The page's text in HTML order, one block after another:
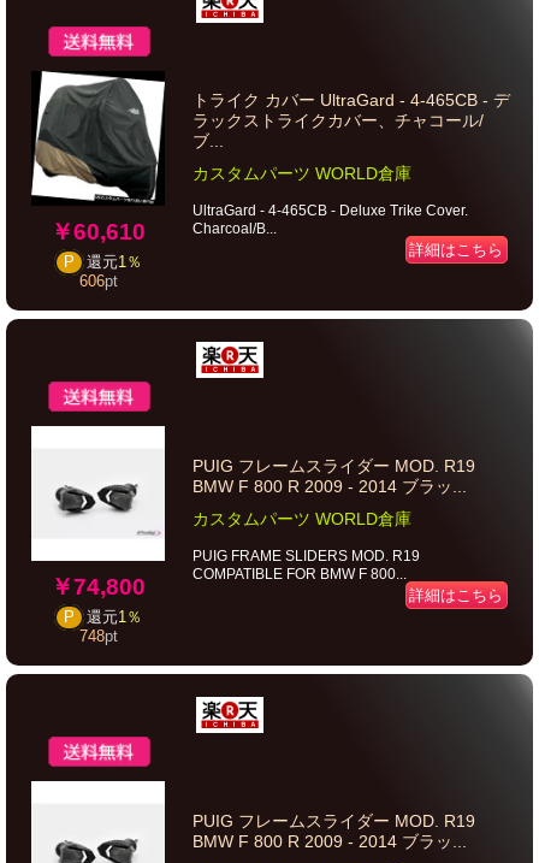
￥60,610
P 還元1％
606pt
トライク カバー UltraGard - 4-465CB - デ
ラックストライクカバー、チャコール/
ブ...
カスタムパーツ WORLD倉庫
UltraGard - 4-465CB - Deluxe Trike Cover.
Charcoal/B...
詳細はこちら
￥74,800
P 還元1％
748pt
PUIG フレームスライダー MOD. R19
BMW F 800 R 2009 - 2014 ブラッ...
カスタムパーツ WORLD倉庫
PUIG FRAME SLIDERS MOD. R19
COMPATIBLE FOR BMW F 800...
詳細はこちら
PUIG フレームスライダー MOD. R19
BMW F 800 R 2009 - 2014 ブラッ...